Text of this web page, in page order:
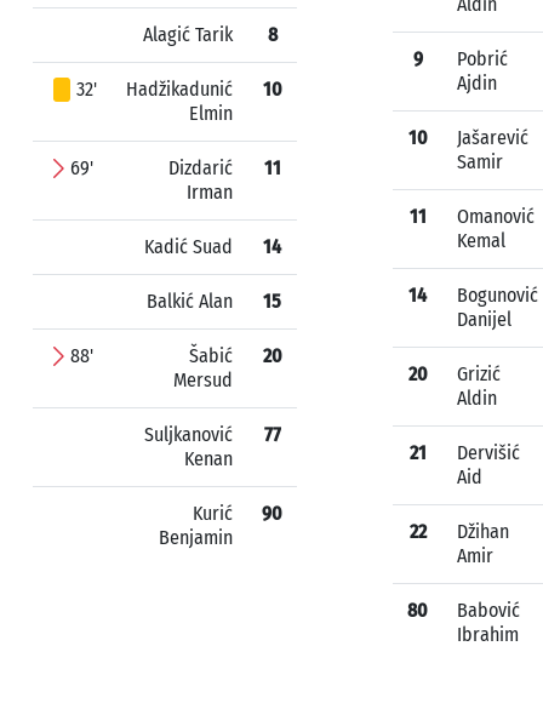
Alagić Tarik 8
32'
Hadžikadunić
Elmin
10
69'
Dizdarić
Irman
11
Kadić Suad 14
Balkić Alan 15
88'
Šabić
Mersud
20
Suljkanović
Kenan
77
Kurić
Benjamin
90
9
Pobrić
Ajdin
10
Jašarević
Samir
11
Omanović
Kemal
14
Bogunović
Danijel
20
Grizić
Aldin
21
Dervišić
Aid
22
Džihan
Amir
80
Babović
Ibrahim